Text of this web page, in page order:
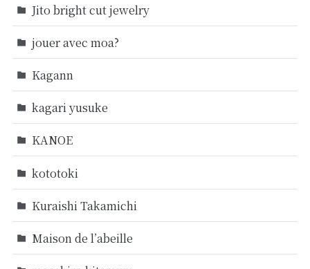
Jito bright cut jewelry
jouer avec moa?
Kagann
kagari yusuke
KANOE
kototoki
Kuraishi Takamichi
Maison de l’abeille